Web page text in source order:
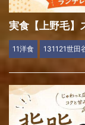
実食【上野毛】
11洋食 131121世田